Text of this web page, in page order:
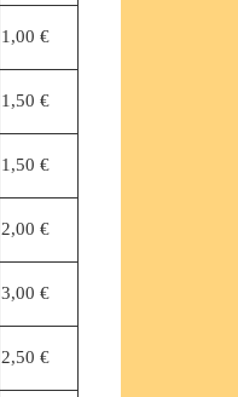
1,00 €
1,50 €
1,50 €
2,00 €
3,00 €
2,50 €